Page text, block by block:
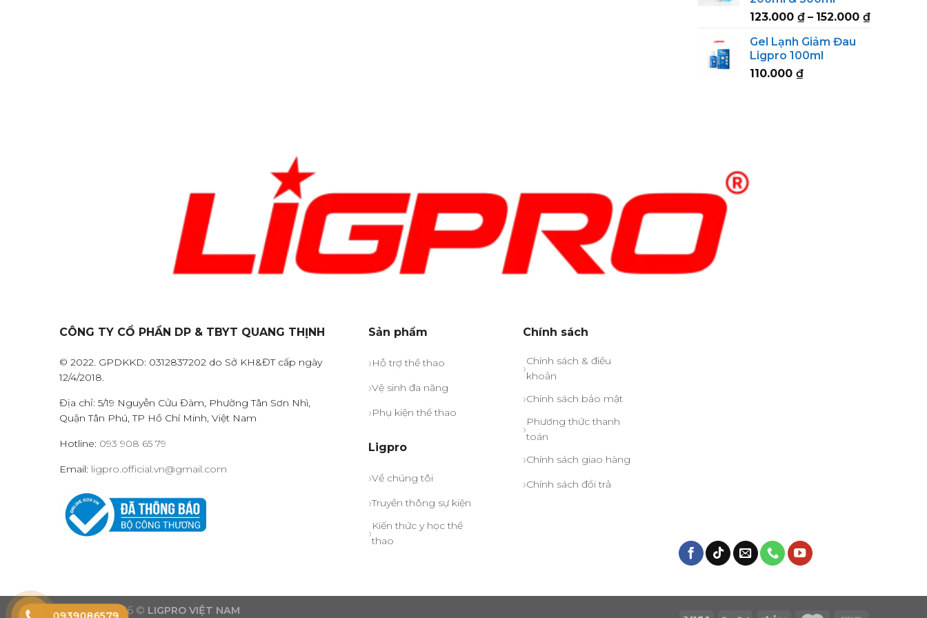
123.000 ₫ – 152.000 ₫Price
Gel Lạnh Giảm Đau
Ligpro 100ml
110.000 ₫
CÔNG TY CỔ PHẦN DP & TBYT QUANG THỊNH
© 2022. GPDKKD: 0312837202 do Sở KH&ĐT cấp ngày
12/4/2018.
Địa chỉ: 5/19 Nguyễn Cửu Đàm, Phường Tân Sơn Nhì,
Quận Tân Phú, TP Hồ Chí Minh, Việt Nam
Hotline: 093 908 65 79
Email: ligpro.official.vn@gmail.com
Sản phẩm
Hỗ trợ thể thao
Vệ sinh đa năng
Phụ kiện thể thao
Ligpro
Về chúng tôi
Truyền thông sự kiện
Kiến thức y học thể
thao
Chính sách
Chính sách & điều
khoản
Chính sách bảo mật
Phương thức thanh
toán
Chính sách giao hàng
Chính sách đổi trả
Copyright 2026 © LIGPRO VIỆT NAM